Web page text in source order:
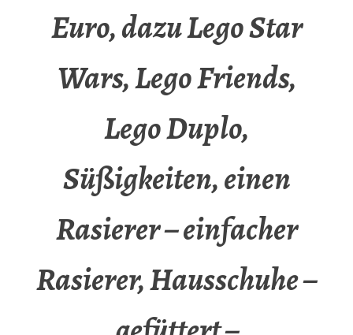
Euro, dazu Lego Star
Wars, Lego Friends,
Lego Duplo,
Süßigkeiten, einen
Rasierer – einfacher
Rasierer, Hausschuhe –